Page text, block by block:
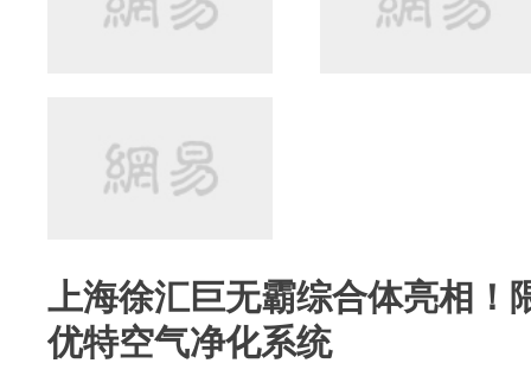
上海徐汇巨无霸综合体亮相！
优特空气净化系统